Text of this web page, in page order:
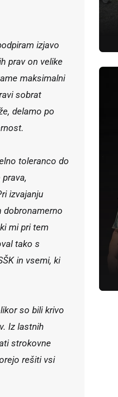
izjavo
prav on velike
maksimalni
sobrat
delamo po
toleranco do
izvajanju
dobronamerno
mi pri tem
tako s
in vsemi, ki
so bili krivo
Iz lastnih
strokovne
rešiti vsi